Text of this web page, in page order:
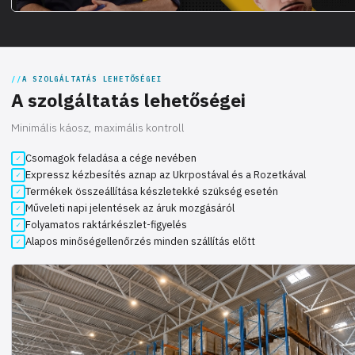
A SZOLGÁLTATÁS LEHETŐSÉGEI
A szolgáltatás lehetőségei
Minimális káosz, maximális kontroll
Csomagok feladása a cége nevében
Expressz kézbesítés aznap az Ukrpostával és a Rozetkával
Termékek összeállítása készletekké szükség esetén
Műveleti napi jelentések az áruk mozgásáról
Folyamatos raktárkészlet-figyelés
Alapos minőségellenőrzés minden szállítás előtt